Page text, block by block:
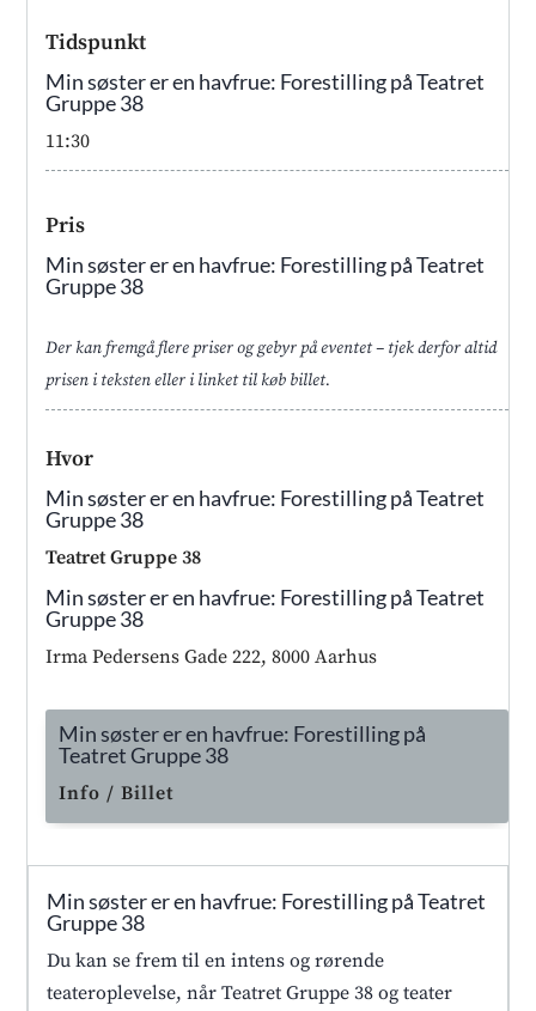
Tidspunkt
Min søster er en havfrue: Forestilling på Teatret
Gruppe 38
11:30
Pris
Min søster er en havfrue: Forestilling på Teatret
Gruppe 38
Der kan fremgå flere priser og gebyr på eventet – tjek derfor altid
prisen i teksten eller i linket til køb billet.
Hvor
Min søster er en havfrue: Forestilling på Teatret
Gruppe 38
Teatret Gruppe 38
Min søster er en havfrue: Forestilling på Teatret
Gruppe 38
Irma Pedersens Gade 222, 8000 Aarhus
Min søster er en havfrue: Forestilling på
Teatret Gruppe 38
Info / Billet
Min søster er en havfrue: Forestilling på Teatret
Gruppe 38
Du kan se frem til en intens og rørende
teateroplevelse, når Teatret Gruppe 38 og teater